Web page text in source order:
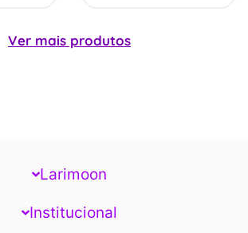
Ver mais produtos
Larimoon
Institucional